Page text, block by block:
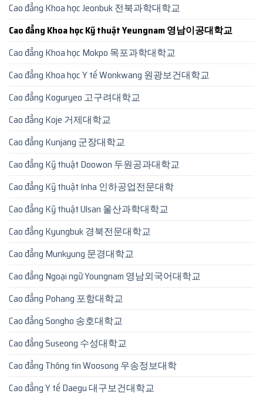
Cao đẳng Khoa học Jeonbuk 전북과학대학교
Cao đẳng Khoa học Kỹ thuật Yeungnam 영남이공대학교
Cao đẳng Khoa học Mokpo 목포과학대학교
Cao đẳng Khoa học Y tế Wonkwang 원광보건대학교
Cao đẳng Koguryeo 고구려대학교
Cao đẳng Koje 거제대학교
Cao đẳng Kunjang 군장대학교
Cao đẳng Kỹ thuật Doowon 두원공과대학교
Cao đẳng Kỹ thuật Inha 인하공업전문대학
Cao đẳng Kỹ thuật Ulsan 울산과학대학교
Cao đẳng Kyungbuk 경북전문대학교
Cao đẳng Munkyung 문경대학교
Cao đẳng Ngoại ngữ Youngnam 영남외국어대학교
Cao đẳng Pohang 포항대학교
Cao đẳng Songho 송호대학교
Cao đẳng Suseong 수성대학교
Cao đẳng Thông tin Woosong 우송정보대학
Cao đẳng Y tế Daegu 대구보건대학교